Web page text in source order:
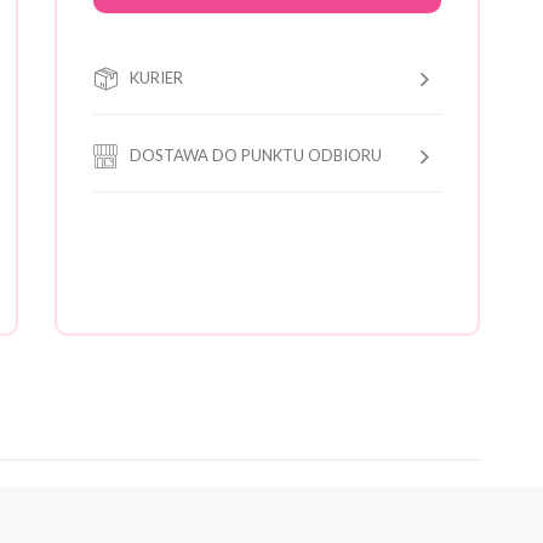
KURIER
DOSTAWA DO PUNKTU ODBIORU